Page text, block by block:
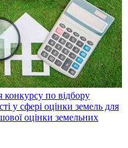
по відбору
у сфері оцінки земель для
оцінки земельних